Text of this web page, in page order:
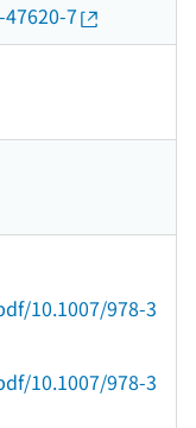
7
10.1007/978-3
10.1007/978-3